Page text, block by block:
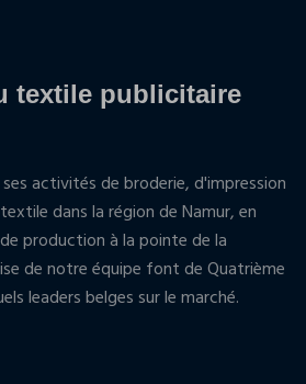
textile publicitaire
activités de broderie, d'impression
dans la région de Namur, en
production à la pointe de la
de notre équipe font de Quatrième
leaders belges sur le marché.